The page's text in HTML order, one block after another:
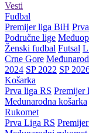
Vesti
Fudbal
Premijer liga BiH
Područne lige
Ženski fudbal Futsal
Crne Gore
2024 SP 2022 SP
Košarka
Prva liga RS Premijer
Međunarodna košarka
Rukomet
Prva Liga RS